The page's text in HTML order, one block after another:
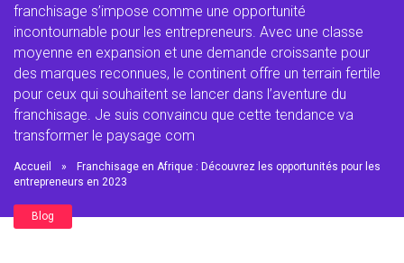
franchisage s’impose comme une opportunité
incontournable pour les entrepreneurs. Avec une classe
moyenne en expansion et une demande croissante pour
des marques reconnues, le continent offre un terrain fertile
pour ceux qui souhaitent se lancer dans l’aventure du
franchisage. Je suis convaincu que cette tendance va
transformer le paysage com
Accueil »
Franchisage en Afrique : Découvrez les opportunités pour les
entrepreneurs en 2023
Blog